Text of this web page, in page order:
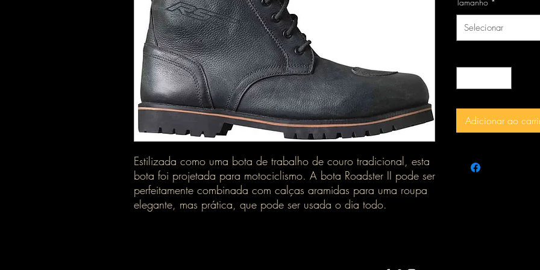
Estilizada como uma bota de trabalho de couro tradicional, esta
bota foi projetada para motociclismo. A bota Roadster II pode ser
perfeitamente combinada com calças aramidas para uma roupa
elegante, mas prática, que pode ser usada o dia todo.
Selecionar
Adicionar ao